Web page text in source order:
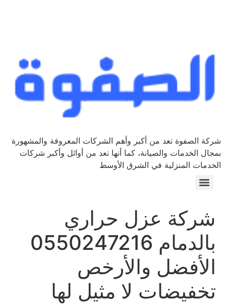
شركة الصفوة تعد من أكبر وأهم الشركات المعروفة والمشهورة
بمجال الخدمات والصيانة، كما أنها تعد من أوائل وأكبر شركات
الخدمات المنزلية في الشرق الأوسط
شركة عزل حراري
بالدمام 0550247216
الأفضل والأرخص
تخفيضات لا مثيل لها